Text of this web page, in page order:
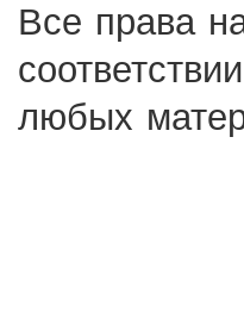
Все права
любых